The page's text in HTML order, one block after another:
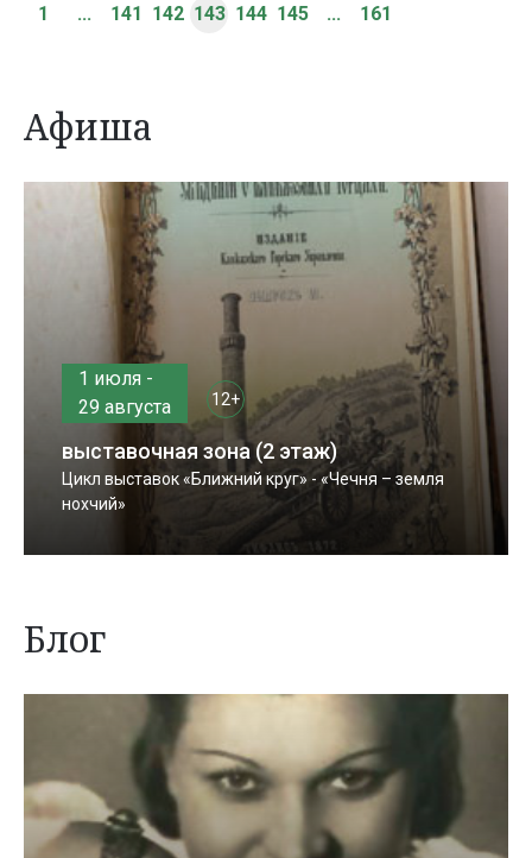
1 ... 141 142 143 144 145 ... 161
Афиша
1 июля -
29 августа
12+
выставочная зона (2 этаж)
Цикл выставок «Ближний круг» - «Чечня – земля
нохчий»
Блог